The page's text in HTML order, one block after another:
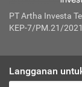
PT Artha Investa
KEP-7/PM.21/2021
Langganan